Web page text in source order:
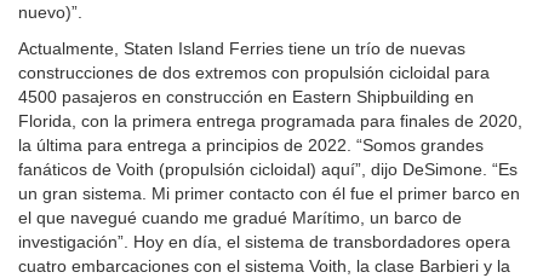
nuevo)”.
Actualmente, Staten Island Ferries tiene un trío de nuevas
construcciones de dos extremos con propulsión cicloidal para
4500 pasajeros en construcción en Eastern Shipbuilding en
Florida, con la primera entrega programada para finales de 2020,
la última para entrega a principios de 2022. “Somos grandes
fanáticos de Voith (propulsión cicloidal) aquí”, dijo DeSimone. “Es
un gran sistema. Mi primer contacto con él fue el primer barco en
el que navegué cuando me gradué Marítimo, un barco de
investigación”. Hoy en día, el sistema de transbordadores opera
cuatro embarcaciones con el sistema Voith, la clase Barbieri y la